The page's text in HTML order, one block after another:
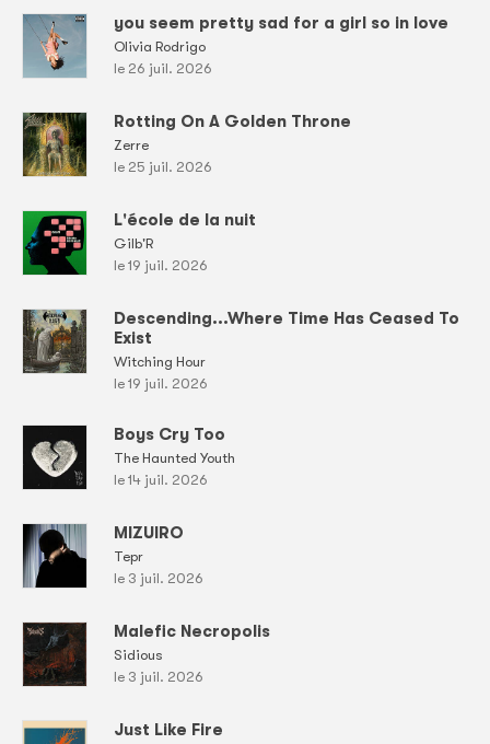
you seem pretty sad for a girl so in love
Olivia Rodrigo
le 26 juil. 2026
Rotting On A Golden Throne
Zerre
le 25 juil. 2026
L'école de la nuit
Gilb'R
le 19 juil. 2026
Descending...Where Time Has Ceased To
Exist
Witching Hour
le 19 juil. 2026
Boys Cry Too
The Haunted Youth
le 14 juil. 2026
MIZUIRO
Tepr
le 3 juil. 2026
Malefic Necropolis
Sidious
le 3 juil. 2026
Just Like Fire